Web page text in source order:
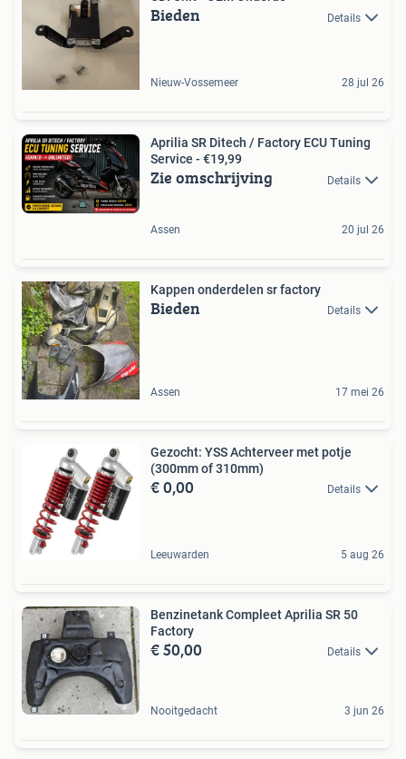
Bieden Details
Nieuw-Vossemeer 28 jul 26
Aprilia SR Ditech / Factory ECU Tuning
Service - €19,99
Zie omschrijving Details
Assen 20 jul 26
Kappen onderdelen sr factory
Bieden Details
Assen 17 mei 26
Gezocht: YSS Achterveer met potje
(300mm of 310mm)
€ 0,00 Details
Leeuwarden 5 aug 26
Benzinetank Compleet Aprilia SR 50
Factory
€ 50,00 Details
Nooitgedacht 3 jun 26